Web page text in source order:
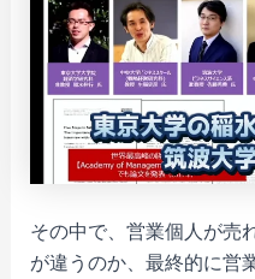
その中で、営業個人が売
が違うのか、最終的に営